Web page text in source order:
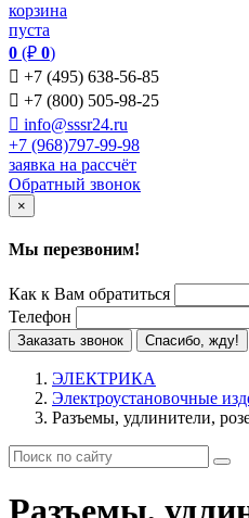
корзина
пуста
0 (₽ 0)
 +7 (495) 638-56-85
 +7 (800) 505-98-25
 info@sssr24.ru
+7 (968)797-99-98
заявка на рассчёт
Обратный звонок
×
Мы перезвоним!
Как к Вам обратиться
Телефон
Заказать звонок Спасибо, жду!
ЭЛЕКТРИКА
Электроустановочные
Разъемы, удлинители,